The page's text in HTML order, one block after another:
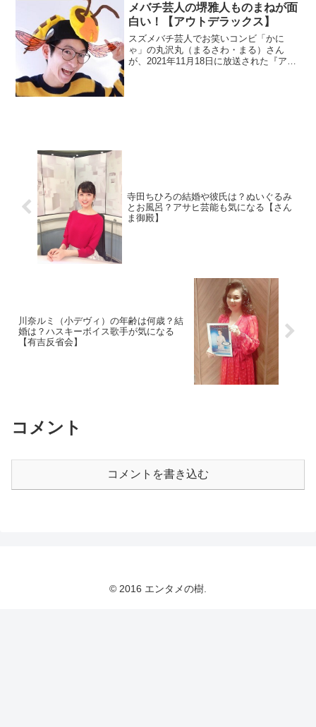
メバチ芸人の堺雅人ものまねが面
白い！【アウトデラックス】
スズメバチ芸人でお笑いコンビ「かに
ゃ」の丸沢丸（まるさわ・まる）さん
が、2021年11月18日に放送された『アウ
寺田ちひろの結婚や彼氏は？ぬいぐるみ
とお風呂？アサヒ芸能も気になる【さん
ま御殿】
川奈ルミ（小デヴィ）の年齢は何歳？結
婚は？ハスキーボイス歌手が気になる
【有吉反省会】
コメント
コメントを書き込む
© 2016 エンタメの樹.